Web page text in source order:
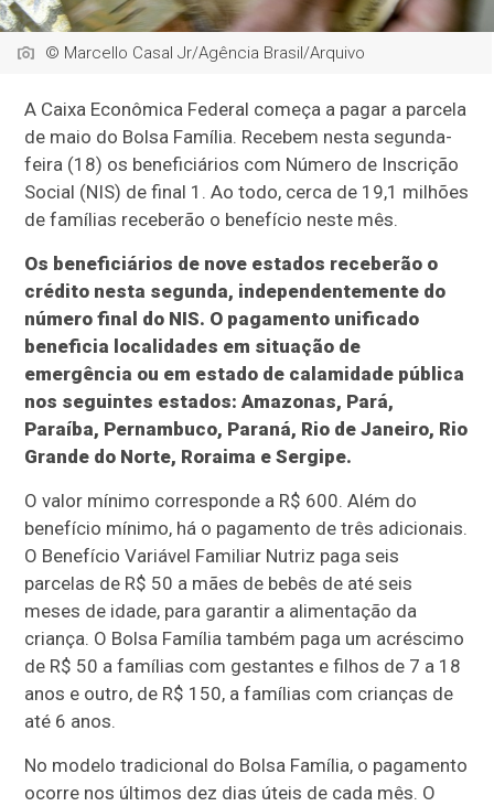
© Marcello Casal Jr/Agência Brasil/Arquivo
A Caixa Econômica Federal começa a pagar a parcela
de maio do Bolsa Família. Recebem nesta segunda-
feira (18) os beneficiários com Número de Inscrição
Social (NIS) de final 1. Ao todo, cerca de 19,1 milhões
de famílias receberão o benefício neste mês.
Os beneficiários de nove estados receberão o
crédito nesta segunda, independentemente do
número final do NIS. O pagamento unificado
beneficia localidades em situação de
emergência ou em estado de calamidade pública
nos seguintes estados: Amazonas, Pará,
Paraíba, Pernambuco, Paraná, Rio de Janeiro, Rio
Grande do Norte, Roraima e Sergipe.
O valor mínimo corresponde a R$ 600. Além do
benefício mínimo, há o pagamento de três adicionais.
O Benefício Variável Familiar Nutriz paga seis
parcelas de R$ 50 a mães de bebês de até seis
meses de idade, para garantir a alimentação da
criança. O Bolsa Família também paga um acréscimo
de R$ 50 a famílias com gestantes e filhos de 7 a 18
anos e outro, de R$ 150, a famílias com crianças de
até 6 anos.
No modelo tradicional do Bolsa Família, o pagamento
ocorre nos últimos dez dias úteis de cada mês. O